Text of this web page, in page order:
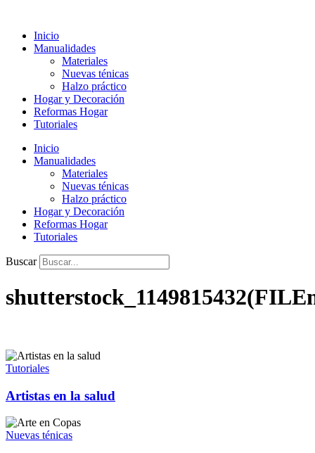
contenido
Inicio
Manualidades
Materiales
Nuevas ténicas
Halzo práctico
Hogar y Decoración
Reformas Hogar
Tutoriales
Inicio
Manualidades
Materiales
Nuevas ténicas
Halzo práctico
Hogar y Decoración
Reformas Hogar
Tutoriales
Buscar
Tutoriales
Artistas en la salud
Nuevas ténicas